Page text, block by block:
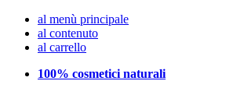
al menù principale
al contenuto
al carrello
100% cosmetici naturali